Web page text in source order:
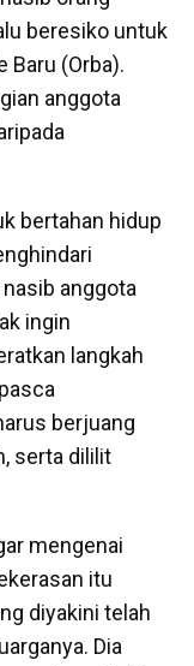
beresiko untuk
Baru (Orba).
anggota
bertahan hidup
anggota
ingin
langkah
berjuang
serta dililit
mengenai
itu
diyakini telah
Dia